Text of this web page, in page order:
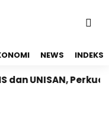
NEWS INDEKS
UNISAN, Perkuat